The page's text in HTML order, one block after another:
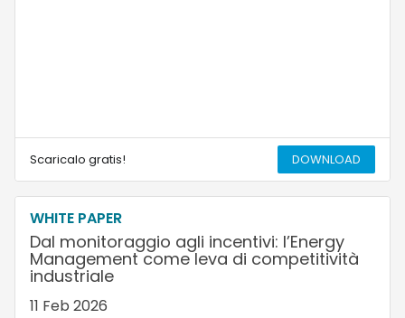
Scaricalo gratis! DOWNLOAD
WHITE PAPER
Dal monitoraggio agli incentivi: l’Energy
Management come leva di competitività
industriale
11 Feb 2026